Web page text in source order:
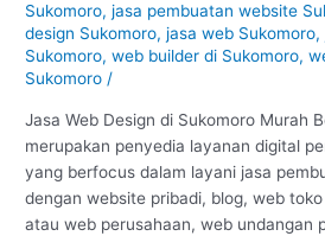
Sukomoro,jasa pembuatan website
design Sukomoro,jasa web Sukomoro,
Sukomoro,web builder di Sukomoro,
Sukomoro /
Jasa Web Design di Sukomoro Murah
merupakan penyedia layanan digital
yang berfocus dalam layani jasa
dengan website pribadi, blog, web
atau web perusahaan, web undangan
:
Murah
Berkualitas